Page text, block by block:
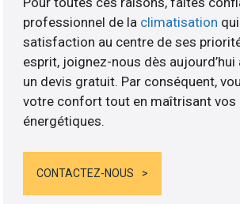
professionnel de la climatisation
satisfaction au centre de ses
esprit, joignez-nous dès aujourd’hui
un devis gratuit. Par conséquent,
votre confort tout en maîtrisant vos
énergétiques.
CONTACTEZ-NOUS